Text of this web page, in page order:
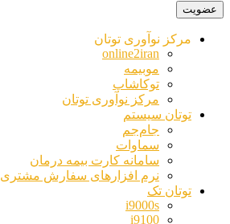
مرکز نوآوری توتان
online2iran
موبیمه
توکاشاپ
مرکز نوآوری توتان
توتان سیستم
جام‌جم
سماوات
سامانه کارت بیمه درمان
نرم افزارهای سفارش مشتری
توتان تک
i9000s
i9100